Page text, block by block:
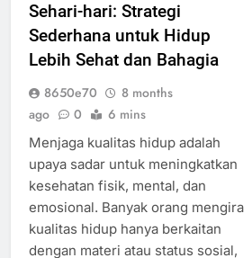
Sehari-hari: Strategi
Sederhana untuk Hidup
Lebih Sehat dan Bahagia
8650e70
8 months
ago
0 6 mins
Menjaga kualitas hidup adalah
upaya sadar untuk meningkatkan
kesehatan fisik, mental, dan
emosional. Banyak orang mengira
kualitas hidup hanya berkaitan
dengan materi atau status sosial,